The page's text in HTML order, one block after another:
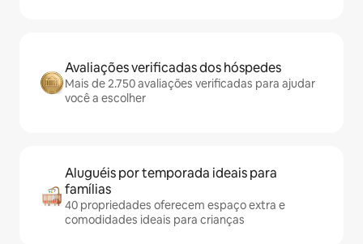
Avaliações verificadas dos hóspedes
Mais de 2.750 avaliações verificadas para ajudar
você a escolher
Aluguéis por temporada ideais para
famílias
40 propriedades oferecem espaço extra e
comodidades ideais para crianças